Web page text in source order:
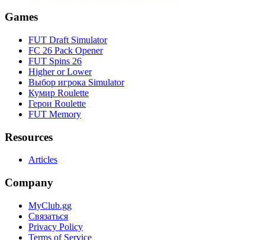
Games
FUT Draft Simulator
FC 26 Pack Opener
FUT Spins 26
Higher or Lower
Выбор игрока Simulator
Кумир Roulette
Герои Roulette
FUT Memory
Resources
Articles
Company
MyClub.gg
Связаться
Privacy Policy
Terms of Service